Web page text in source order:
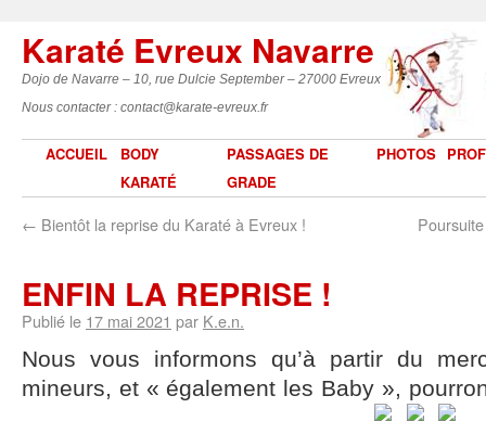
Karaté Evreux Navarre
Dojo de Navarre – 10, rue Dulcie September – 27000 Evreux
Nous contacter : contact@karate-evreux.fr
ACCUEIL
BODY
KARATÉ
PASSAGES DE
GRADE
PHOTOS
← Bientôt la reprise du Karaté à Evreux !
ENFIN LA REPRISE !
Publié le 17 mai 2021 par K.e.n.
Nous vous informons qu’à partir du
mineurs, et « également les Baby »,